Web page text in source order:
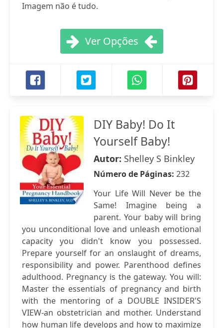
Imagem não é tudo.
Ver Opções
DIY Baby! Do It
Yourself Baby!
Autor: Shelley S Binkley
Número de Páginas: 232
Your Life Will Never be the
Same! Imagine being a
parent. Your baby will bring
you unconditional love and unleash emotional
capacity you didn't know you possessed.
Prepare yourself for an onslaught of dreams,
responsibility and power. Parenthood defines
adulthood. Pregnancy is the gateway. You will:
Master the essentials of pregnancy and birth
with the mentoring of a DOUBLE INSIDER'S
VIEW-an obstetrician and mother. Understand
how human life develops and how to maximize